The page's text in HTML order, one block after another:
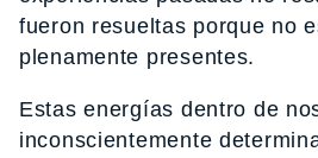
fueron resueltas porque no
plenamente presentes.
Estas energías dentro de
inconscientemente